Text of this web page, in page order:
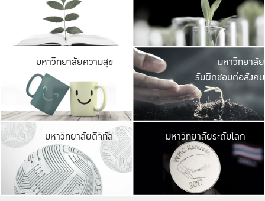
มีพื้นที่เขียวสดใส
เป็นป่าในเมือง เกษต
มหาวิทยาลัยความสุข มหาวิ
ค
เปิดประ
และพบเรื่องราวใ
มหาวิทยาลัย
รับผิดชอบต่อสังคม
มหาวิทยาลัยดิจิทัล มหาวิ
เปลี่ยนแปลง แล
เพื่อทำง
ระบบสารสนเทศ
มหาวิทยาลัยระดับโลก